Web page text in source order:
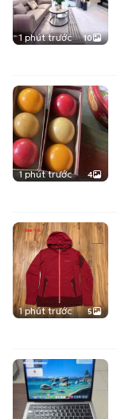
1 phút trước 10
1 phút trước 4
1 phút trước 5